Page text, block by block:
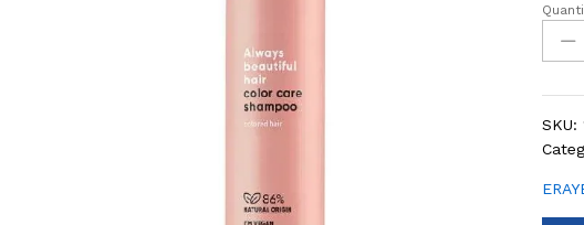
Abh
Color
SKU: